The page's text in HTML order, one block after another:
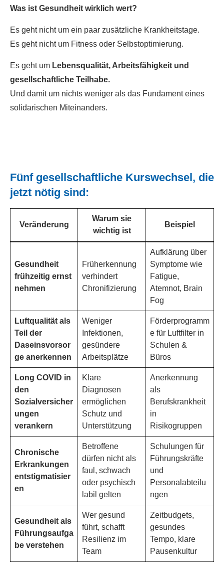
Was ist Gesundheit wirklich wert?
Es geht nicht um ein paar zusätzliche Krankheitstage.
Es geht nicht um Fitness oder Selbstoptimierung.
Es geht um Lebensqualität, Arbeitsfähigkeit und
gesellschaftliche Teilhabe.
Und damit um nichts weniger als das Fundament eines
solidarischen Miteinanders.
Fünf gesellschaftliche Kurswechsel, die
jetzt nötig sind:
Veränderung
Warum sie
wichtig ist
Beispiel
Gesundheit
frühzeitig ernst
nehmen
Früherkennung
verhindert
Chronifizierung
Aufklärung über
Symptome wie
Fatigue,
Atemnot, Brain
Fog
Luftqualität als
Teil der
Daseinsvorsor
ge anerkennen
Weniger
Infektionen,
gesündere
Arbeitsplätze
Förderprogramm
e für Luftfilter in
Schulen &
Büros
Long COVID in
den
Sozialversicher
ungen
verankern
Klare
Diagnosen
ermöglichen
Schutz und
Unterstützung
Anerkennung
als
Berufskrankheit
in
Risikogruppen
Chronische
Erkrankungen
entstigmatisier
en
Betroffene
dürfen nicht als
faul, schwach
oder psychisch
labil gelten
Schulungen für
Führungskräfte
und
Personalabteilu
ngen
Gesundheit als
Führungsaufga
be verstehen
Wer gesund
führt, schafft
Resilienz im
Team
Zeitbudgets,
gesundes
Tempo, klare
Pausenkultur